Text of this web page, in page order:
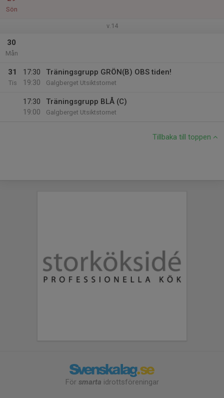
Sön
v.14
30
Mån
31
Tis
17:30
19:30
Träningsgrupp GRÖN(B) OBS tiden!
Galgberget Utsiktstornet
17:30
19:00
Träningsgrupp BLÅ (C)
Galgberget Utsiktstornet
Tillbaka till toppen
För smarta idrottsföreningar